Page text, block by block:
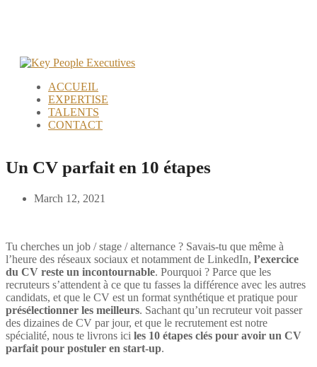
ACCUEIL
EXPERTISE
TALENTS
CONTACT
Un CV parfait en 10 étapes
March 12, 2021
Tu cherches un job / stage / alternance ? Savais-tu que même à
l’heure des réseaux sociaux et notamment de LinkedIn, l’exercice
du CV reste un incontournable. Pourquoi ? Parce que les
recruteurs s’attendent à ce que tu fasses la différence avec les autres
candidats, et que le CV est un format synthétique et pratique pour
présélectionner les meilleurs. Sachant qu’un recruteur voit passer
des dizaines de CV par jour, et que le recrutement est notre
spécialité, nous te livrons ici les 10 étapes clés pour avoir un CV
parfait pour postuler en start-up.